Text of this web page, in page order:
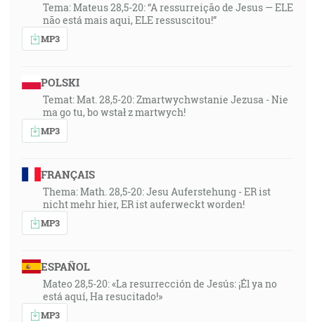
Tema: Mateus 28,5-20: “A ressurreição de Jesus — ELE
não está mais aqui, ELE ressuscitou!”
MP3
POLSKI
Temat: Mat. 28,5-20: Zmartwychwstanie Jezusa - Nie
ma go tu, bo wstał z martwych!
MP3
FRANÇAIS
Thema: Math. 28,5-20: Jesu Auferstehung - ER ist
nicht mehr hier, ER ist auferweckt worden!
MP3
ESPAÑOL
Mateo 28,5-20: «La resurrección de Jesús: ¡Él ya no
está aquí, Ha resucitado!»
MP3